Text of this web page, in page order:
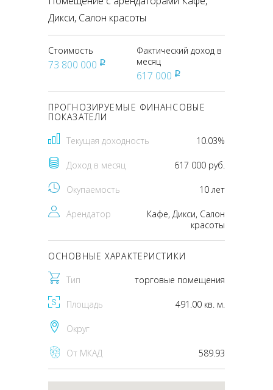
Дикси, Салон красоты
Стоимость
73 800 000 pуб
Фактический доход в
месяц
617 000 pуб
ПРОГНОЗИРУЕМЫЕ ФИНАНСОВЫЕ
ПОКАЗАТЕЛИ
Текущая доходность 10.03%
Доход в месяц 617 000 руб.
Окупаемость 10 лет
Арендатор
Кафе, Дикси, Салон
красоты
ОСНОВНЫЕ ХАРАКТЕРИСТИКИ
Тип торговые помещения
Площадь 491.00 кв. м.
Округ
От МКАД 589.93